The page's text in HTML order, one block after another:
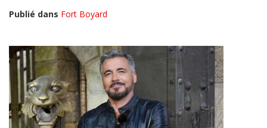
Publié dans Fort Boyard